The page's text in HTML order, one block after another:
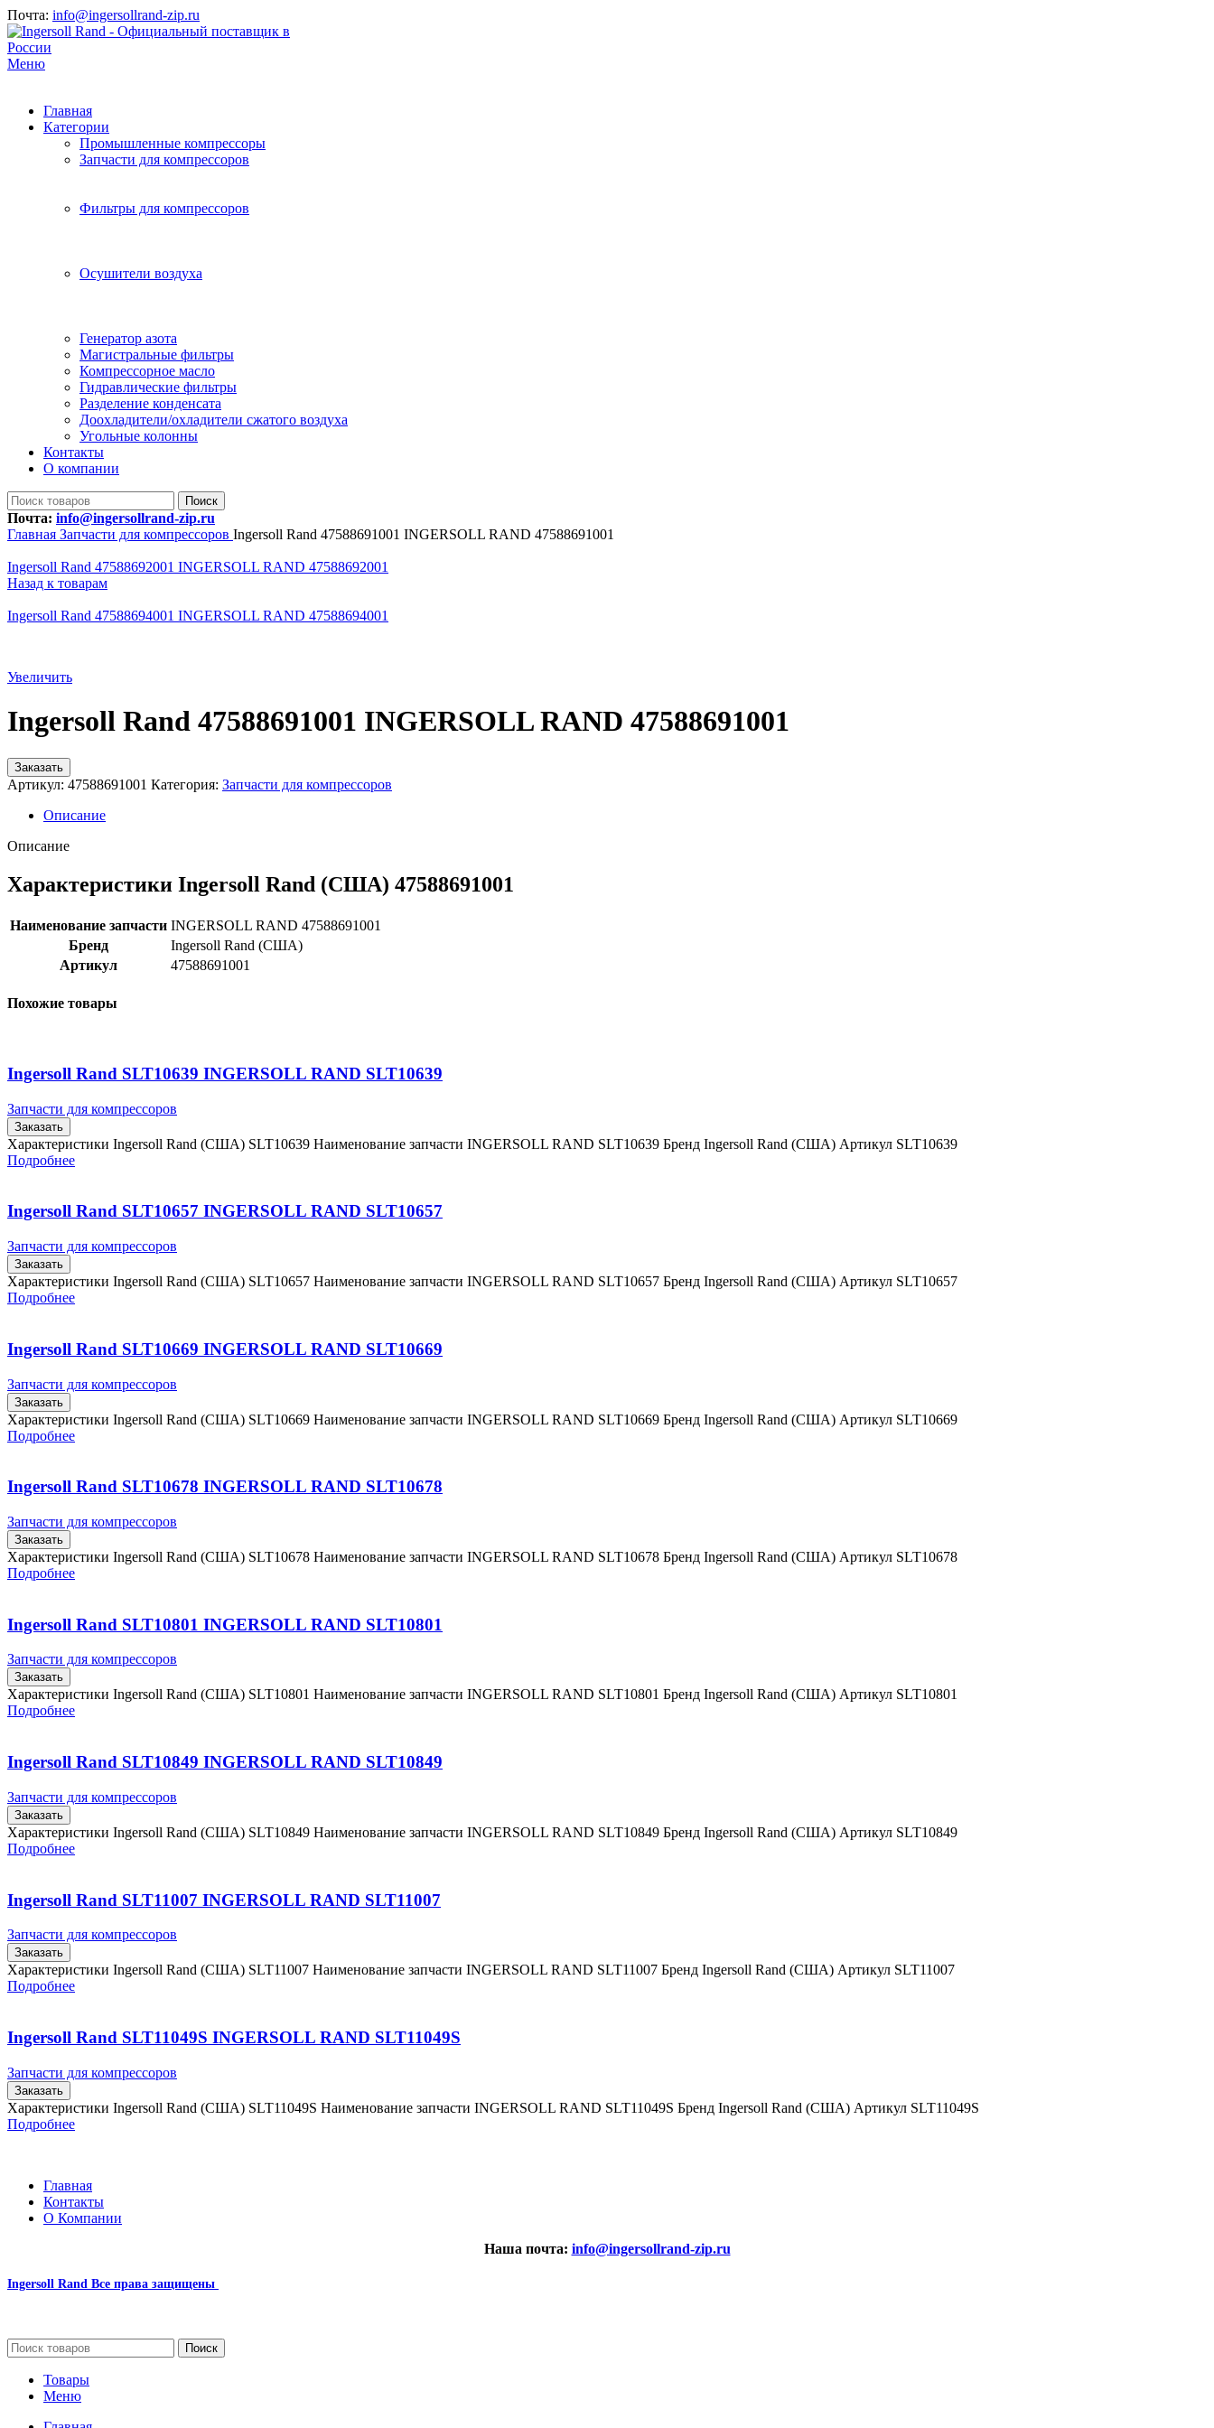
Почта: info@ingersollrand-zip.ru
Меню
Главная
Категории
Промышленные компрессоры
Запчасти для компрессоров
Фильтры для компрессоров
Осушители воздуха
Генератор азота
Магистральные фильтры
Компрессорное масло
Гидравлические фильтры
Разделение конденсата
Доохладители/охладители сжатого воздуха
Угольные колонны
Контакты
О компании
Поиск
Почта: info@ingersollrand-zip.ru
Главная Запчасти для компрессоров Ingersoll Rand 47588691001 INGERSOLL RAND 47588691001
Ingersoll Rand 47588692001 INGERSOLL RAND 47588692001
Назад к товарам
Ingersoll Rand 47588694001 INGERSOLL RAND 47588694001
Увеличить
Ingersoll Rand 47588691001 INGERSOLL RAND 47588691001
Заказать
Артикул: 47588691001 Категория: Запчасти для компрессоров
Описание
Описание
Характеристики Ingersoll Rand (США) 47588691001
Наименование запчасти INGERSOLL RAND 47588691001
Бренд
Ingersoll Rand (США)
Артикул
47588691001
Похожие товары
Ingersoll Rand SLT10639 INGERSOLL RAND SLT10639
Запчасти для компрессоров
Заказать
Характеристики Ingersoll Rand (США) SLT10639 Наименование запчасти INGERSOLL RAND SLT10639 Бренд Ingersoll Rand (США) Артикул SLT10639
Подробнее
Ingersoll Rand SLT10657 INGERSOLL RAND SLT10657
Запчасти для компрессоров
Заказать
Характеристики Ingersoll Rand (США) SLT10657 Наименование запчасти INGERSOLL RAND SLT10657 Бренд Ingersoll Rand (США) Артикул SLT10657
Подробнее
Ingersoll Rand SLT10669 INGERSOLL RAND SLT10669
Запчасти для компрессоров
Заказать
Характеристики Ingersoll Rand (США) SLT10669 Наименование запчасти INGERSOLL RAND SLT10669 Бренд Ingersoll Rand (США) Артикул SLT10669
Подробнее
Ingersoll Rand SLT10678 INGERSOLL RAND SLT10678
Запчасти для компрессоров
Заказать
Характеристики Ingersoll Rand (США) SLT10678 Наименование запчасти INGERSOLL RAND SLT10678 Бренд Ingersoll Rand (США) Артикул SLT10678
Подробнее
Ingersoll Rand SLT10801 INGERSOLL RAND SLT10801
Запчасти для компрессоров
Заказать
Характеристики Ingersoll Rand (США) SLT10801 Наименование запчасти INGERSOLL RAND SLT10801 Бренд Ingersoll Rand (США) Артикул SLT10801
Подробнее
Ingersoll Rand SLT10849 INGERSOLL RAND SLT10849
Запчасти для компрессоров
Заказать
Характеристики Ingersoll Rand (США) SLT10849 Наименование запчасти INGERSOLL RAND SLT10849 Бренд Ingersoll Rand (США) Артикул SLT10849
Подробнее
Ingersoll Rand SLT11007 INGERSOLL RAND SLT11007
Запчасти для компрессоров
Заказать
Характеристики Ingersoll Rand (США) SLT11007 Наименование запчасти INGERSOLL RAND SLT11007 Бренд Ingersoll Rand (США) Артикул SLT11007
Подробнее
Ingersoll Rand SLT11049S INGERSOLL RAND SLT11049S
Запчасти для компрессоров
Заказать
Характеристики Ingersoll Rand (США) SLT11049S Наименование запчасти INGERSOLL RAND SLT11049S Бренд Ingersoll Rand (США) Артикул SLT11049S
Подробнее
Главная
Контакты
О Компании
Наша почта: info@ingersollrand-zip.ru
Ingersoll Rand Все права защищены
Поиск
Товары
Меню